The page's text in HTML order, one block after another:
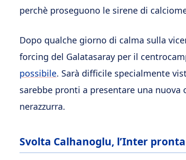
perchè proseguono le sirene di
Dopo qualche giorno di calma sulla
forcing del Galatasaray per il
possibile. Sarà difficile specialmente
sarebbe pronti a presentare una
nerazzurra.
Svolta Calhanoglu, l’Inter